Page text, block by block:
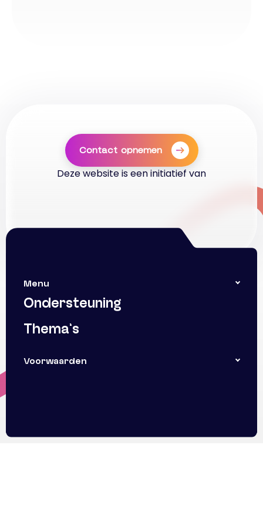
Contact opnemen
Deze website is een initiatief van
Menu
Ondersteuning
Thema’s
Voorwaarden